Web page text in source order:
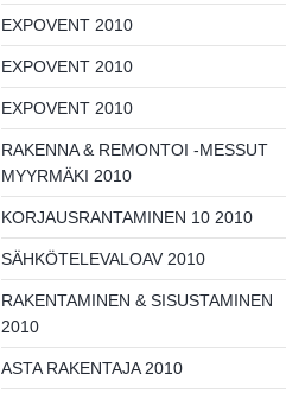
EXPOVENT 2010
EXPOVENT 2010
EXPOVENT 2010
RAKENNA & REMONTOI -MESSUT
MYYRMÄKI 2010
KORJAUSRANTAMINEN 10 2010
SÄHKÖTELEVALOAV 2010
RAKENTAMINEN & SISUSTAMINEN
2010
ASTA RAKENTAJA 2010